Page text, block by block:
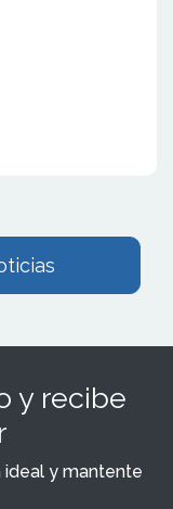
y recibe
ideal y mantente